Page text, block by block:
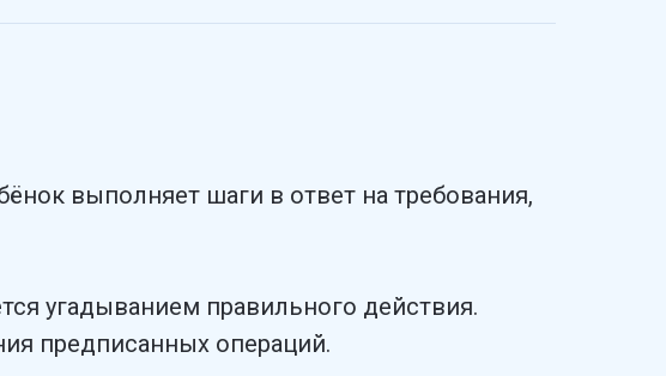
выполняет шаги в ответ на требования,
угадыванием правильного действия.
предписанных операций.